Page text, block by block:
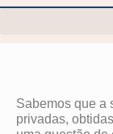
Sabemos que a
privadas,